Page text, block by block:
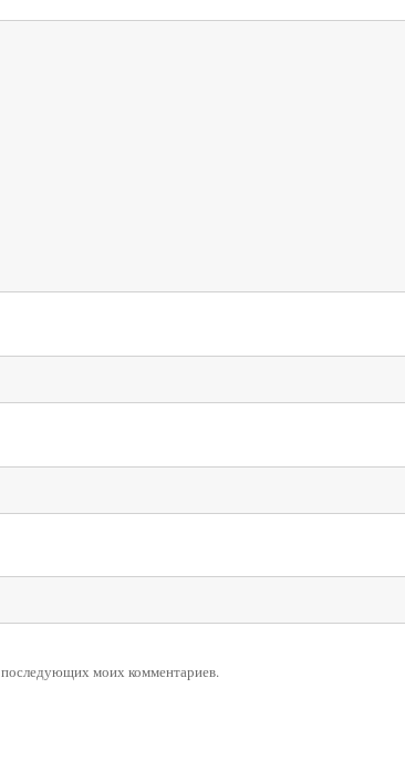
последующих моих комментариев.